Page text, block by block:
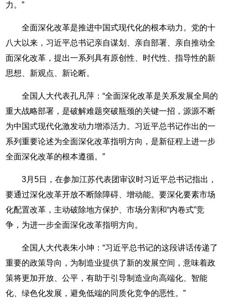
力。”
全面深化改革是推进中国式现代化的根本动力。党的十
八大以来，习近平总书记亲自谋划、亲自部署、亲自推动全
面深化改革，提出一系列具有原创性、时代性、指导性的新
思想、新观点、新论断。
全国人大代表孔凡萍：“全面深化改革是关系发展全局的
重大战略部署，是破解难题突破瓶颈的关键一招，源源不断
为中国式现代化激发动力增添活力。习近平总书记作出的一
系列重要论述为全面深化改革指明方向，是新征程上进一步
全面深化改革的根本遵循。”
3月5日，在参加江苏代表团审议时习近平总书记指出，
要通过深化改革开放不断除障碍、增动能。要深化要素市场
化配置改革，主动破除地方保护、市场分割和“内卷式”竞
争，为进一步全面深化改革指明方向。
全国人大代表朱小坤：“习近平总书记的这段讲话传递了
重要的政策导向，为制造业提供了新的发展空间，意味着政
策将更加开放、公平，有助于引导制造业向高端化、智能
化、绿色化发展，避免低端的同质化竞争的恶性。”